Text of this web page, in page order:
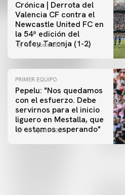
Crónica | Derrota del
Valencia CF contra el
Newcastle United FC en
la 54ª edición del
Trofeu Taronja (1-2)
08 agosto 2026
PRIMER EQUIPO
Pepelu: "Nos quedamos
con el esfuerzo. Debe
servirnos para el inicio
liguero en Mestalla, que
lo estamos esperando"
08 agosto 2026
PRIMER EQUIPO
Las fotos del Valencia CF-